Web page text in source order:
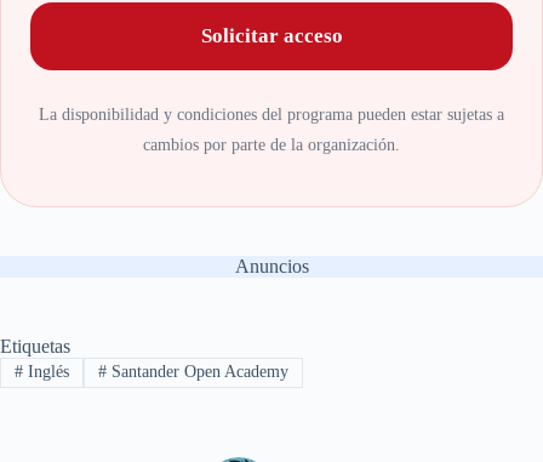
Solicitar acceso
La disponibilidad y condiciones del programa pueden estar sujetas a
cambios por parte de la organización.
Anuncios
Etiquetas
#Inglés #Santander Open Academy